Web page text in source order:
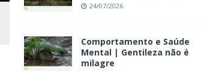
24/07/2026
Comportamento e Saúde
Mental | Gentileza não é
milagre